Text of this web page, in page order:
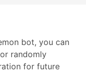
bot, you can
randomly
for future